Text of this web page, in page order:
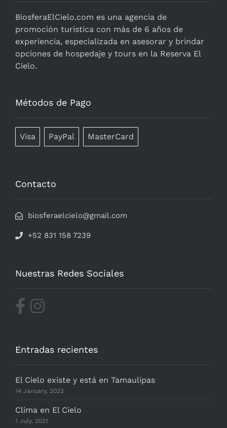
BiosferaElCielo.com es una agencia de
promoción turistica con más de 6 años de
experiencia, especializada en asesorar y brindar
opciones de hospedaje y tours en la Reserva El
Cielo.
Métodos de Pago
Visa PayPal MasterCard
Contacto
biosferaelcielo@gmail.com
+52 831 158 7239
Nuestras Redes Sociales
Entradas recientes
El Cielo existe y está en Tamaulipas
14 January, 2022
Clima en El Cielo
1 July, 2021